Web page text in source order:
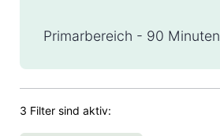
Primarbereich - 90 Minuten
3 Filter sind aktiv: